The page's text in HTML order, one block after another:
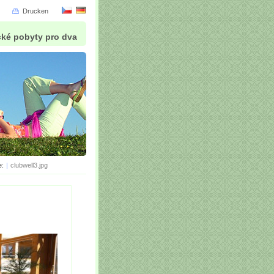
pobyty pro dva
| clubwell3.jpg
Drucken